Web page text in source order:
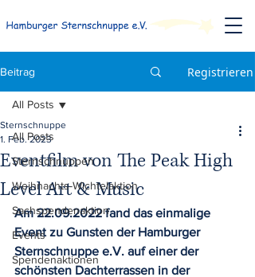
Beitrag Registrieren
All Posts
Sternschnuppen
Weihnachts-Wichtelaktion
Sachspendenaktion
Events
Spendenaktionen
All Posts
Eventfilm von The Peak High
Level Art & Music
Sternschnuppe
1. Feb. 2023
Am 22.09.2022 fand das einmalige
Event zu Gunsten der Hamburger
Sternschnuppe e.V. auf einer der
schönsten Dachterrassen in der